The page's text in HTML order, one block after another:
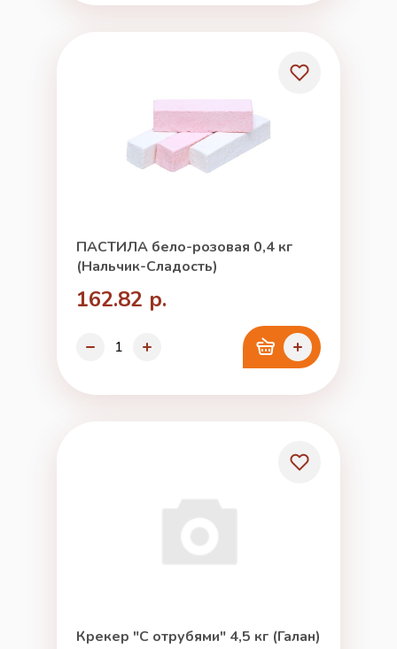
ПАСТИЛА бело-розовая 0,4 кг
(Нальчик-Сладость)
162.82 р.
Крекер "С отрубями" 4,5 кг (Галан)